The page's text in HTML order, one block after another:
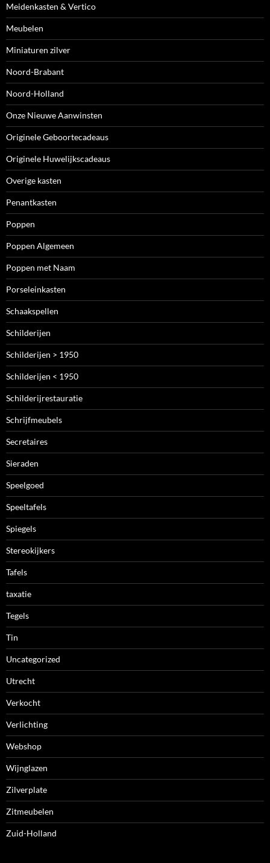
Meidenkasten & Vertico
Meubelen
Miniaturen zilver
Noord-Brabant
Noord-Holland
Onze Nieuwe Aanwinsten
Originele Geboortecadeaus
Originele Huwelijkscadeaus
Overige kasten
Penantkasten
Poppen
Poppen Algemeen
Poppen met Naam
Porseleinkasten
Schaakspellen
Schilderijen
Schilderijen > 1950
Schilderijen < 1950
Schilderijrestauratie
Schrijfmeubels
Secretaires
Sieraden
Speelgoed
Speeltafels
Spiegels
Stereokijkers
Tafels
taxatie
Tegels
Tin
Uncategorized
Utrecht
Verkocht
Verlichting
Webshop
Wijnglazen
Zilverplate
Zitmeubelen
Zuid-Holland